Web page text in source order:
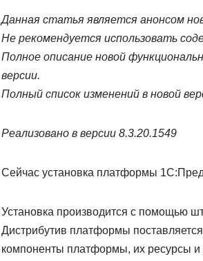
Данная статья является анонсом
Не рекомендуется использовать
Полное описание новой
версии.
Полный список изменений в новой
Реализовано в версии 8.3.20.1549
Сейчас установка платформы
Установка производится с помощью
Дистрибутив платформы
компоненты платформы, их ресурсы и